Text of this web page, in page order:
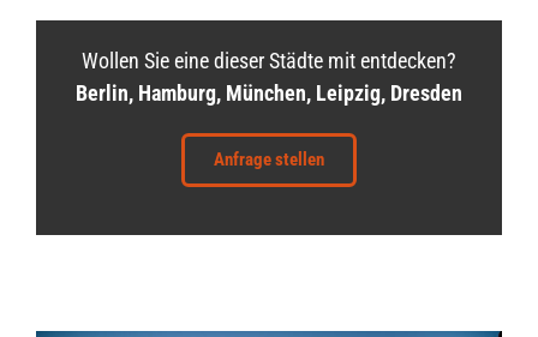
Wollen Sie eine dieser Städte mit entdecken?
Berlin, Hamburg, München, Leipzig, Dresden
Anfrage stellen